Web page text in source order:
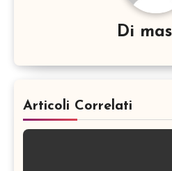
Di
Articoli Correlati